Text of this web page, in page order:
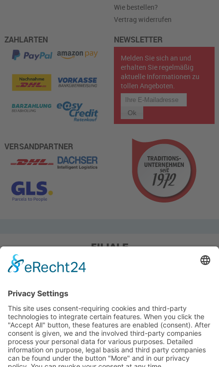
Wie bestellen?
Vertrag widerrufen
ZAHLARTEN
VERSANDPARTNER
NEWSLETTER
Melden Sie sich an und
erhalten Sie regelmäßig
aktuelle Informationen zu
tollen Angeboten.
FILIALE
Pieper Grillshop-24/Golf
Sandstraße 14-18
Pieper Zelt/Boot/Camping
Rockwoolstr. 35
45966 Gladbeck
Tel.: 0 20 43 / 9 73 70
info@pieper-freizeit.de